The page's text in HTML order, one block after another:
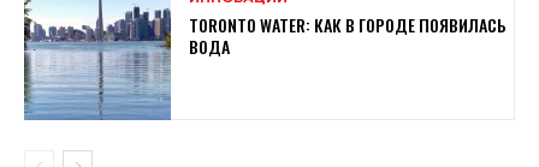
TORONTO WATER: КАК В ГОРОДЕ ПОЯВИЛАСЬ
ВОДА